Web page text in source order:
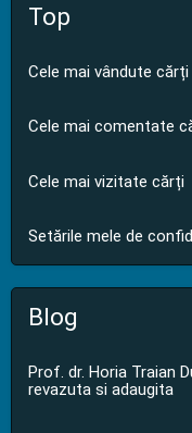
Top
Cele mai vândute cărți
Cele mai comentate
Cele mai vizitate cărți
Setările mele de
Blog
Prof. dr. Horia Traian
revazuta si adaugita